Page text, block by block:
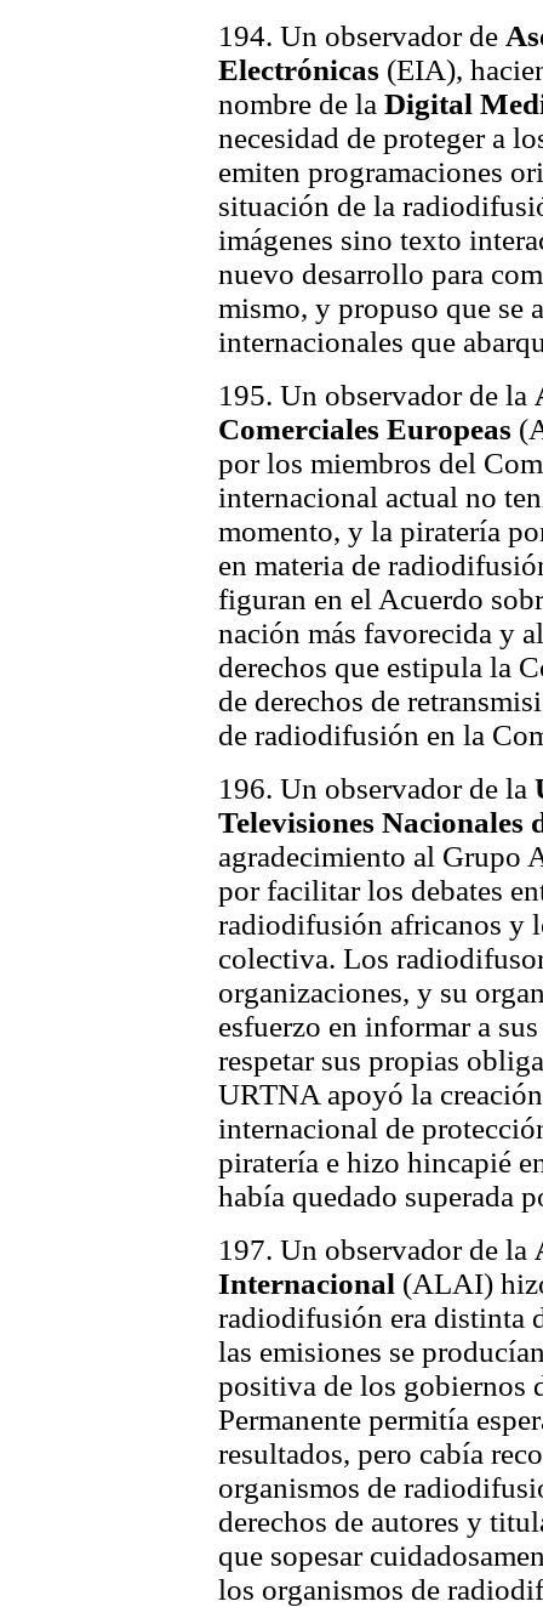
194. Un observador de
Electrónicas (EIA),
nombre de la Digital
necesidad de proteger a
emiten programaciones
situación de la
imágenes sino texto
nuevo desarrollo para
mismo, y propuso que se
internacionales que
195. Un observador de la
Comerciales Europeas
por los miembros del
internacional actual no
momento, y la piratería
en materia de
figuran en el Acuerdo
nación más favorecida y
derechos que estipula la
de derechos de
de radiodifusión en la
196. Un observador de la
Televisiones Nacionales
agradecimiento al Grupo
por facilitar los debates
radiodifusión africanos y
colectiva. Los
organizaciones, y su
esfuerzo en informar a
respetar sus propias
URTNA apoyó la
internacional de
piratería e hizo hincapié
había quedado superada
197. Un observador de la
Internacional (ALAI)
radiodifusión era distinta
las emisiones se
positiva de los gobiernos
Permanente permitía
resultados, pero cabía
organismos de
derechos de autores y
que sopesar
los organismos de